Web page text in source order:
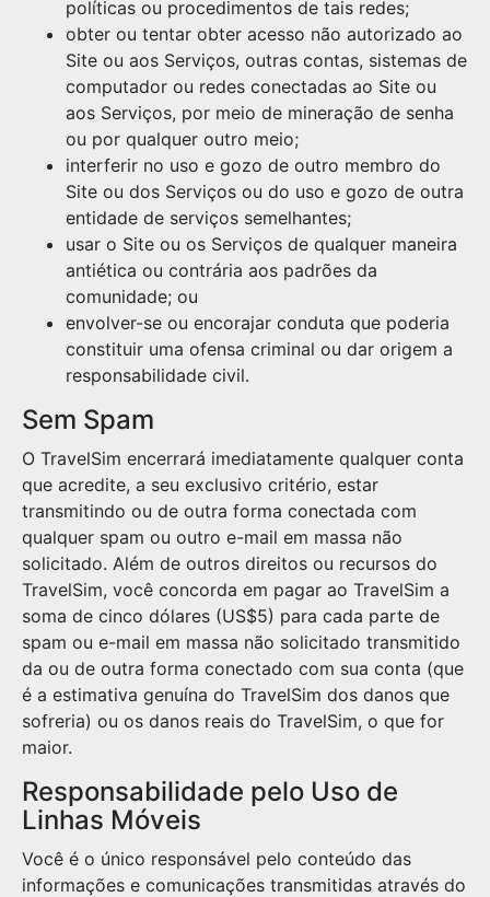
políticas ou procedimentos de tais redes;
obter ou tentar obter acesso não autorizado ao
Site ou aos Serviços, outras contas, sistemas de
computador ou redes conectadas ao Site ou
aos Serviços, por meio de mineração de senha
ou por qualquer outro meio;
interferir no uso e gozo de outro membro do
Site ou dos Serviços ou do uso e gozo de outra
entidade de serviços semelhantes;
usar o Site ou os Serviços de qualquer maneira
antiética ou contrária aos padrões da
comunidade; ou
envolver-se ou encorajar conduta que poderia
constituir uma ofensa criminal ou dar origem a
responsabilidade civil.
Sem Spam
O TravelSim encerrará imediatamente qualquer conta
que acredite, a seu exclusivo critério, estar
transmitindo ou de outra forma conectada com
qualquer spam ou outro e-mail em massa não
solicitado. Além de outros direitos ou recursos do
TravelSim, você concorda em pagar ao TravelSim a
soma de cinco dólares (US$5) para cada parte de
spam ou e-mail em massa não solicitado transmitido
da ou de outra forma conectado com sua conta (que
é a estimativa genuína do TravelSim dos danos que
sofreria) ou os danos reais do TravelSim, o que for
maior.
Responsabilidade pelo Uso de
Linhas Móveis
Você é o único responsável pelo conteúdo das
informações e comunicações transmitidas através do